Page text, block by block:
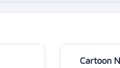
Cartoon